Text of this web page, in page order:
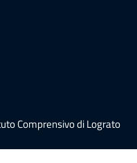
Comprensivo di Lograto